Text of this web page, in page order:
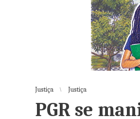
Justiça Justiça
PGR se